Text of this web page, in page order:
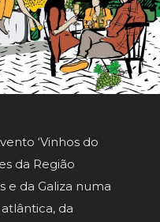
‘Vinhos do
da Região
e da Galiza numa
da